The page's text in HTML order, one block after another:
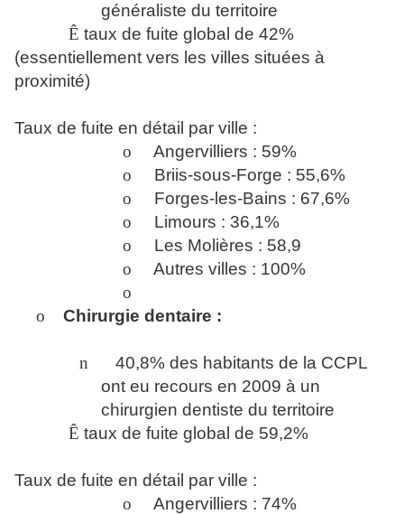
généraliste du territoire
Ê taux de fuite global de 42%
(essentiellement vers les villes situées à
proximité)
Taux de fuite en détail par ville :
o
Angervilliers : 59%
o
Briis-sous-Forge : 55,6%
o
Forges-les-Bains : 67,6%
o
Limours : 36,1%
o
Les Molières : 58,9
o
Autres villes : 100%
o
o
Chirurgie dentaire :
n
40,8% des habitants de la CCPL
ont eu recours en 2009 à un
chirurgien dentiste du territoire
Ê taux de fuite global de 59,2%
Taux de fuite en détail par ville :
o
Angervilliers : 74%